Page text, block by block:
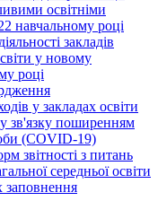
освітніми
навчальному році
закладів
у новому
році
у закладах освіти
зв'язку поширенням
(COVID-19)
звітності з питань
середньої освіти
заповнення